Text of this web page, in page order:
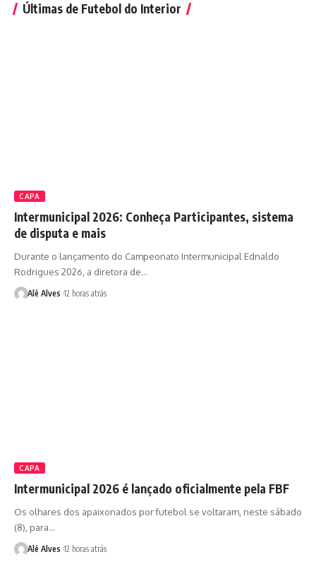
Últimas de Futebol do Interior
CAPA
Intermunicipal 2026: Conheça Participantes, sistema
de disputa e mais
Durante o lançamento do Campeonato Intermunicipal Ednaldo
Rodrigues 2026, a diretora de…
Alê Alves 12 horas atrás
CAPA
Intermunicipal 2026 é lançado oficialmente pela FBF
Os olhares dos apaixonados por futebol se voltaram, neste sábado
(8), para…
Alê Alves 12 horas atrás